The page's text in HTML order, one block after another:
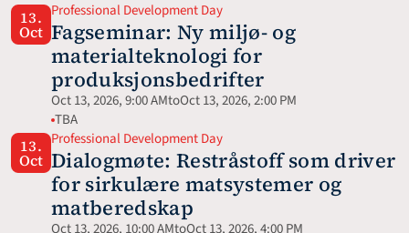
13.
Oct
Professional Development Day
Fagseminar: Ny miljø- og
materialteknologi for
produksjonsbedrifter
Oct 13, 2026, 9:00 AMtoOct 13, 2026, 2:00 PM
TBA
13.
Oct
Professional Development Day
Dialogmøte: Restråstoff som driver
for sirkulære matsystemer og
matberedskap